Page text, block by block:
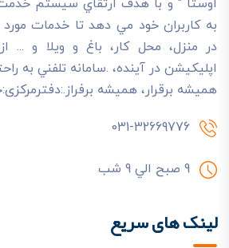
اوستا " و با هدف ارتقاي سيستم خدمت
به کاربران خود مي دهد تا خدمات مورد
در منزل، محل کار، باغ و ويلا و
اپليکيشن در آينده، .سامانه تلفني به
هميشه برقرار، هميشه
031-32669776
9 صبح الي 9 شب
لینک های سریع